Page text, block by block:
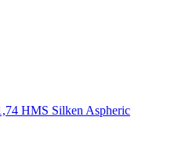
HMS Silken Aspheric